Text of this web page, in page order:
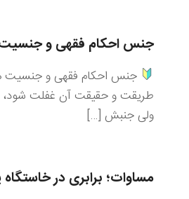
جنس احكام فقهی و
جنس احكام فقهی و جنسیت
طریقت و حقیقت آن غفلت شود،
ولی جنبش […]
مساوات؛ برابری در خاستگاه